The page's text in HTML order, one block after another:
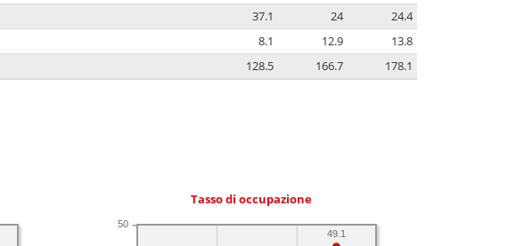
37.1 24
24.4
8.1 12.9
13.8
128.5 166.7 178.1
Tasso di occupazione
50
49.1